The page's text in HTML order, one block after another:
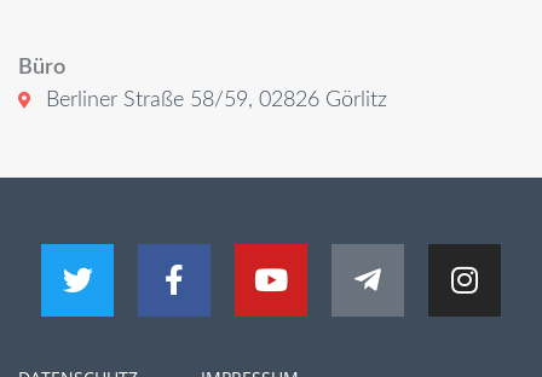
Büro
Berliner Straße 58/59, 02826 Görlitz